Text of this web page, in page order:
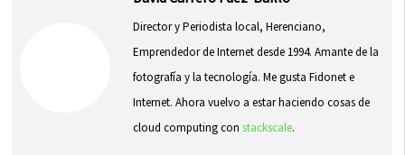
Director y Periodista local, Herenciano,
Emprendedor de Internet desde 1994. Amante de la
fotografía y la tecnología. Me gusta Fidonet e
Internet. Ahora vuelvo a estar haciendo cosas de
cloud computing con stackscale.